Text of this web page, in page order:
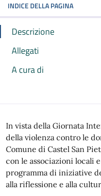
INDICE DELLA PAGINA
Descrizione
Allegati
A cura di
In vista della Giornata
della violenza contro le
Comune di Castel San
con le associazioni locali
programma di iniziative
alla riflessione e alla